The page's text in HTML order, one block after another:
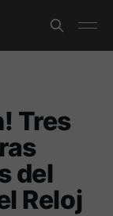
Tres
del
Reloj